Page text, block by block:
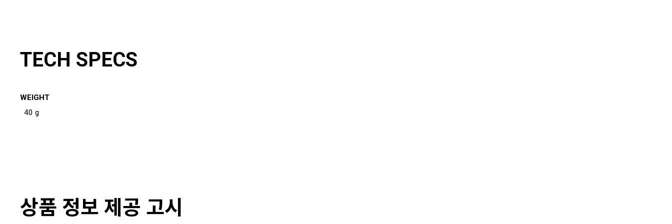
TECH SPECS
WEIGHT
40 g
상품 정보 제공 고시